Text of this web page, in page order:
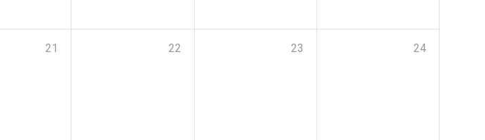
21 22 23 24